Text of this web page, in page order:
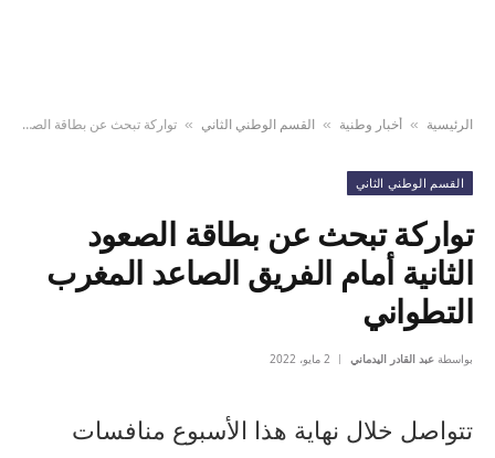
الرئيسية » أخبار وطنية » القسم الوطني الثاني » تواركة تبحث عن بطاقة الصعود الثانية أمام الفريق الصاعد المغرب التطواني
القسم الوطني الثاني
تواركة تبحث عن بطاقة الصعود
الثانية أمام الفريق الصاعد المغرب
التطواني
بواسطة عبد القادر اليدماني 2 مايو، 2022
تتواصل خلال نهاية هذا الأسبوع منافسات